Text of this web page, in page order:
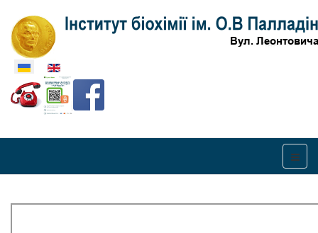
Оберіть свою мову